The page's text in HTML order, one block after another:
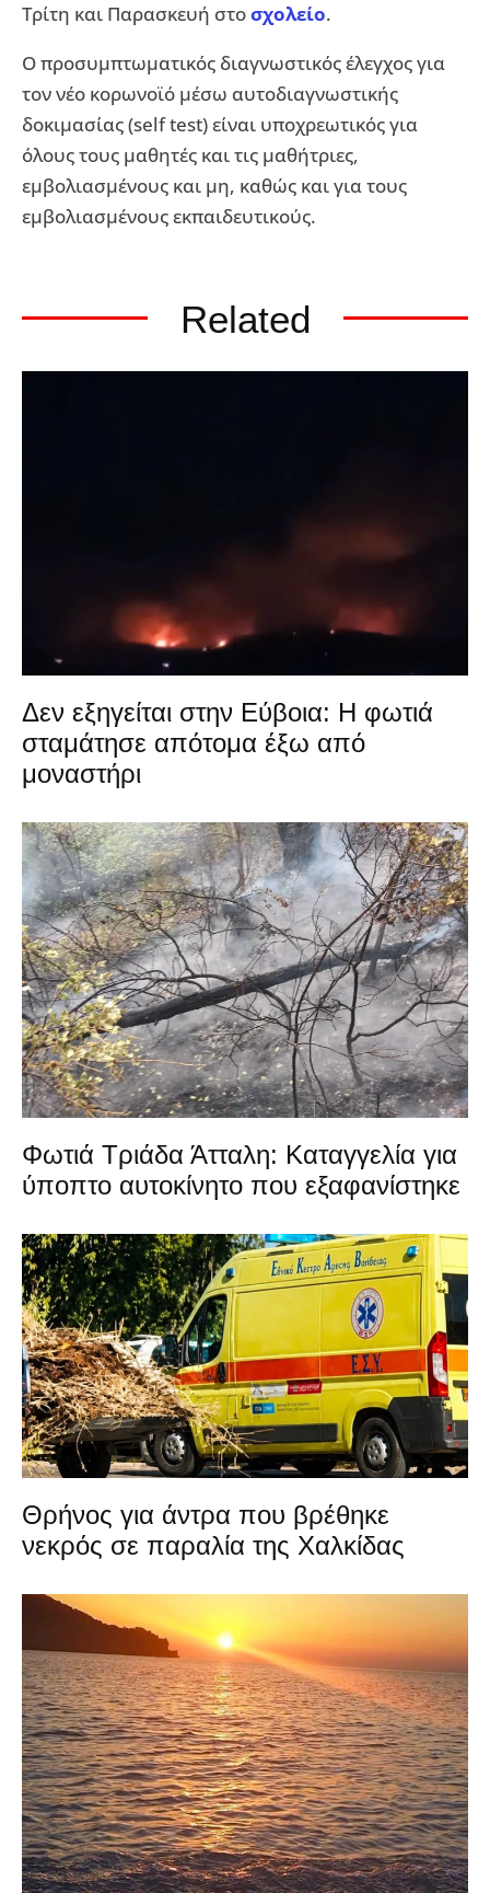
Τρίτη και Παρασκευή στοσχολείο.
Ο προσυμπτωματικός διαγνωστικός έλεγχος για
τον νέο κορωνοϊό μέσω αυτοδιαγνωστικής
δοκιμασίας (self test) είναι υποχρεωτικός για
όλους τους μαθητές και τις μαθήτριες,
εμβολιασμένους και μη, καθώς και για τους
εμβολιασμένους εκπαιδευτικούς.
Related
Δεν εξηγείται στην Εύβοια: Η φωτιά
σταμάτησε απότομα έξω από
μοναστήρι
Φωτιά Τριάδα Άτταλη: Καταγγελία για
ύποπτο αυτοκίνητο που εξαφανίστηκε
Θρήνος για άντρα που βρέθηκε
νεκρός σε παραλία της Χαλκίδας